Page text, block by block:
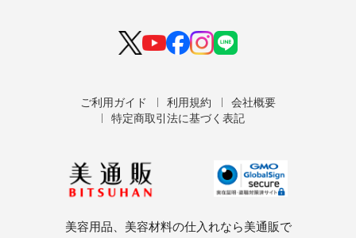
ご利用ガイド 利用規約
会社概要
特定商取引法に基づく表記
美容用品、美容材料の仕入れなら美通販で